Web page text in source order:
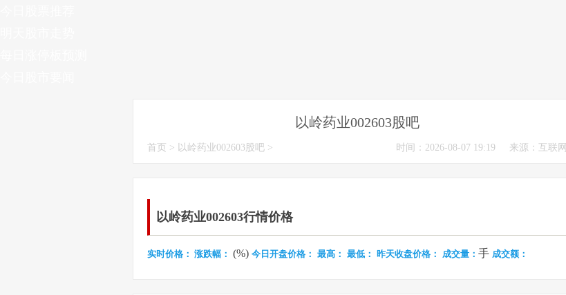
以岭药业002603股吧
首页 > 以岭药业002603股吧 > 来源：互联网
时间：2026-08-07 19:19
以岭药业002603行情价格
实时价格： 涨跌幅： (%) 今日开盘价格： 最高： 最低： 昨天收盘价格： 成交量： 手 成交额：